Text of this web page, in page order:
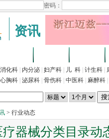
资讯
消化科 内分泌 妇产科 儿 科 计生科
心胸科 泌尿科 骨伤科 中医科 麻醉科
> 行业动态
器械分类目录动